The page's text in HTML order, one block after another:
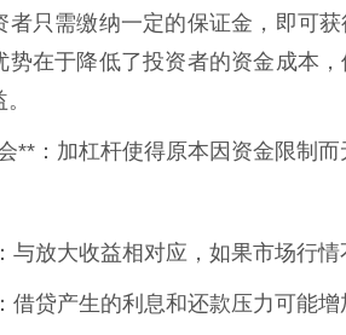
者只需缴纳一定的保证金，即可
势在于降低了投资者的资金成本
**：加杠杆使得原本因资金限制而
与放大收益相对应，如果市场行情
借贷产生的利息和还款压力可能增